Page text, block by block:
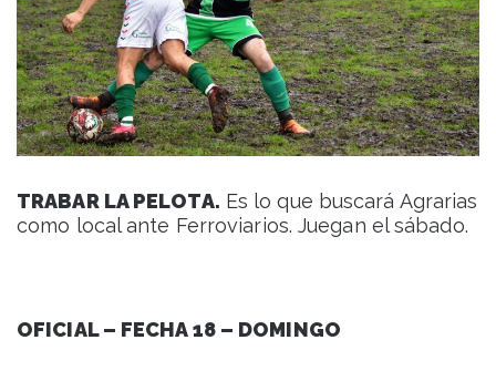
TRABAR LA PELOTA. Es lo que buscará Agrarias
como local ante Ferroviarios. Juegan el sábado.
OFICIAL – FECHA 18 – DOMINGO